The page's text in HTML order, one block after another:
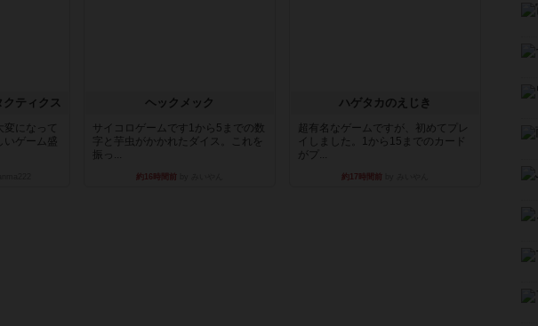
ティクス
変になって
いゲーム盛
ヘックメック
サイコロゲームです1から5までの数
字と芋虫がかかれたダイス。これを
振っ...
約16時間前
ハゲタカのえじき
超有名なゲームですが、初めてプレ
イしました。1から15までのカード
がプ...
約17時間前